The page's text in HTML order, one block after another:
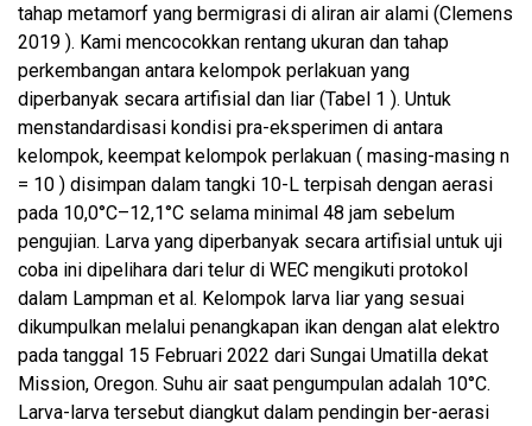
tahap metamorf yang bermigrasi di aliran air alami (Clemens
2019 ). Kami mencocokkan rentang ukuran dan tahap
perkembangan antara kelompok perlakuan yang
diperbanyak secara artifisial dan liar (Tabel 1 ). Untuk
menstandardisasi kondisi pra-eksperimen di antara
kelompok, keempat kelompok perlakuan ( masing-masing n
= 10 ) disimpan dalam tangki 10-L terpisah dengan aerasi
pada 10,0°C–12,1°C selama minimal 48 jam sebelum
pengujian. Larva yang diperbanyak secara artifisial untuk uji
coba ini dipelihara dari telur di WEC mengikuti protokol
dalam Lampman et al. Kelompok larva liar yang sesuai
dikumpulkan melalui penangkapan ikan dengan alat elektro
pada tanggal 15 Februari 2022 dari Sungai Umatilla dekat
Mission, Oregon. Suhu air saat pengumpulan adalah 10°C.
Larva-larva tersebut diangkut dalam pendingin ber-aerasi